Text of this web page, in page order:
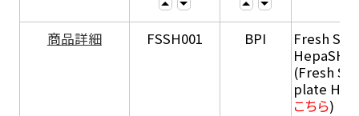
商品詳細 FSSH001 BPI
Fresh
HepaSH®
(Fresh
plate
こちら)